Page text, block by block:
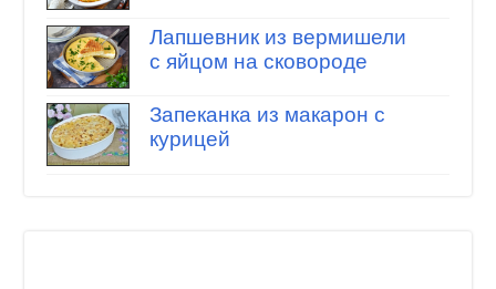
Лапшевник из вермишели
с яйцом на сковороде
Запеканка из макарон с
курицей